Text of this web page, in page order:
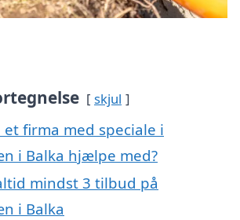
skjul
et firma med speciale i
i Balka hjælpe med?
mindst 3 tilbud på
i Balka